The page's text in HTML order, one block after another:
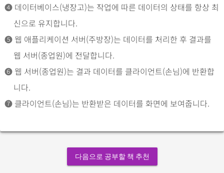
➍데이터베이스(냉장고)는 작업에 따른 데이터의 상태를 항상 최
신으로 유지합니다.
➎웹 애플리케이션 서버(주방장)는 데이터를 처리한 후 결과를
웹 서버(종업원)에 전달합니다.
➏웹 서버(종업원)는 결과 데이터를 클라이언트(손님)에 반환합
니다.
➐클라이언트(손님)는 반환받은 데이터를 화면에 보여줍니다.
다음으로 공부할 책 추천